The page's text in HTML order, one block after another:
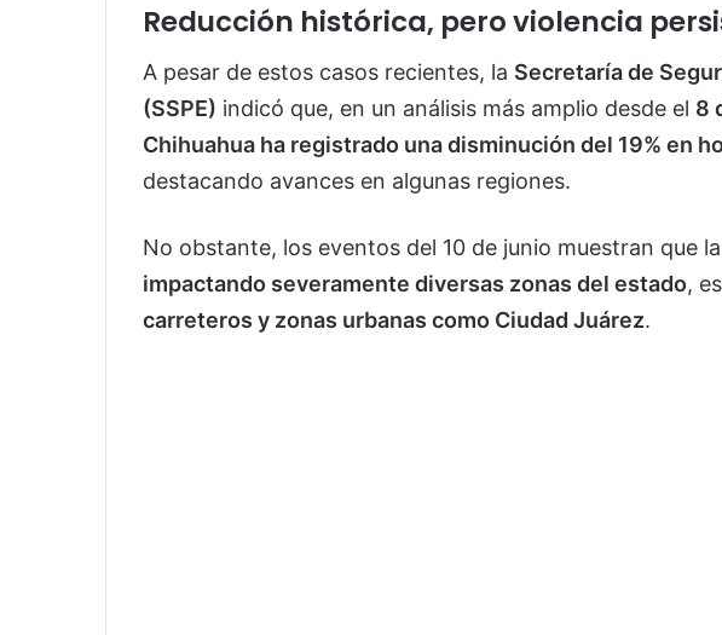
Reducción histórica, pero violencia
A pesar de estos casos recientes, la Secretaría de
(SSPE) indicó que, en un análisis más amplio desde el 8
Chihuahua ha registrado una disminución del 19% en
destacando avances en algunas regiones.
No obstante, los eventos del 10 de junio muestran que la
impactando severamente diversas zonas del estado,
carreteros y zonas urbanas como Ciudad Juárez.